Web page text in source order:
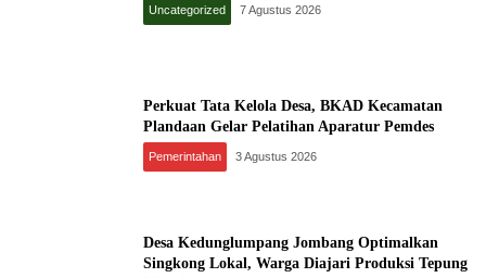
Uncategorized 7 Agustus 2026
Perkuat Tata Kelola Desa, BKAD Kecamatan
Plandaan Gelar Pelatihan Aparatur Pemdes
Pemerintahan 3 Agustus 2026
Desa Kedunglumpang Jombang Optimalkan
Singkong Lokal, Warga Diajari Produksi Tepung